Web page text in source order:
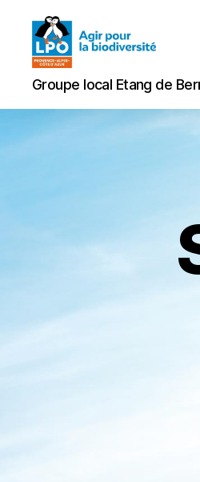
Groupe
local
Etang
Groupe local Etang de